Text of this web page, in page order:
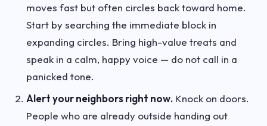
moves fast but often circles back toward home.
Start by searching the immediate block in
expanding circles. Bring high-value treats and
speak in a calm, happy voice — do not call in a
panicked tone.
Alert your neighbors right now. Knock on doors.
People who are already outside handing out